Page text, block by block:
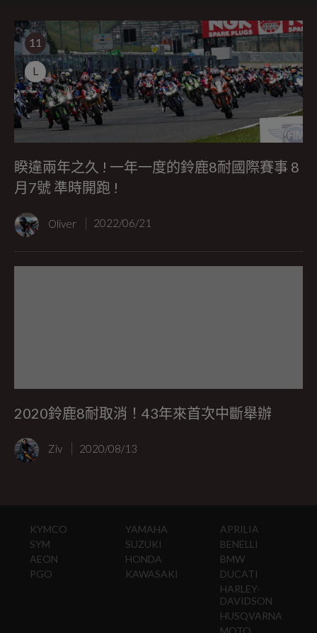
11
L
睽違兩年之久 ! 一年一度的鈴鹿8耐國際賽事 8
月7號 準時開跑 !
Oliver 2022/06/21
2020鈴鹿8耐取消！43年來首次中斷舉辦
Ziv 2020/08/13
KYMCO
SYM
AEON
PGO
YAMAHA
SUZUKI
HONDA
KAWASAKI
APRILIA
BENELLI
BMW
DUCATI
HARLEY-
DAVIDSON
HUSQVARNA
MOTO